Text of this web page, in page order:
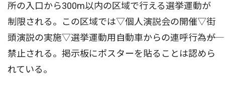
所の入口から300m以内の区域で行える選挙運動が
制限される。この区域では▽個人演説会の開催▽街
頭演説の実施▽選挙運動用自動車からの連呼行為――が
禁止される。掲示板にポスターを貼ることは認めら
れている。